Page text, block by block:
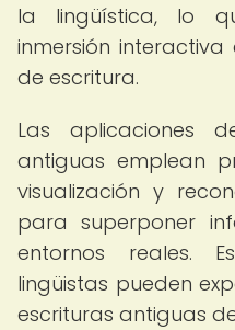
la lingüística, lo
inmersión
de escritura.
Las aplicaciones
antiguas emplean
visualización y
para superponer
entornos reales.
lingüistas pueden
escrituras antiguas